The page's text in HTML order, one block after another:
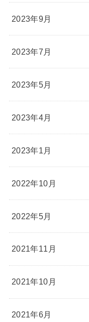
2023年9月
2023年7月
2023年5月
2023年4月
2023年1月
2022年10月
2022年5月
2021年11月
2021年10月
2021年6月